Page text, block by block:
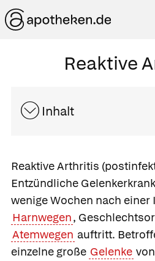
Reaktive
Inhalt
Reaktive Arthritis
Entzündliche
wenige Wochen nach einer
Harnwegen,
Atemwegen auftritt.
einzelne große Gelenke